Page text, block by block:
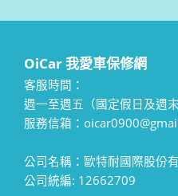
OiCar 我愛車保修網
客服時間：
週一至週五（國定假日及週
服務信箱：
公司名稱：歐特耐國際股份
公司統編: 12662709